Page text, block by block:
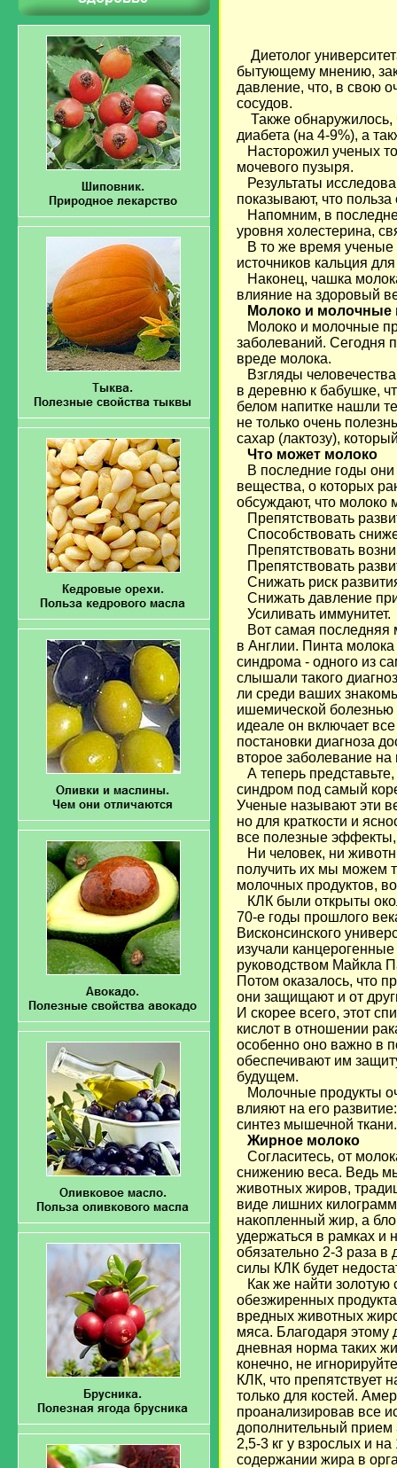
Диетолог
бытующему мнению,
давление, что, в свою
сосудов.
Также обнаружилось,
диабета (на 4-9%), а
Насторожил ученых
мочевого пузыря.
Результаты
показывают, что
Напомним, в
уровня холестерина,
В то же время ученые
источников кальция
Наконец, чашка
влияние на здоровый
Молоко и молочные
Молоко и молочные
заболеваний. Сегодня
вреде молока.
Взгляды
в деревню к бабушке,
белом напитке нашли
не только очень
сахар (лактозу),
Что может молоко
В последние годы
вещества, о которых
обсуждают, что молоко
Препятствовать
Способствовать
Препятствовать
Препятствовать
Снижать риск
Снижать давление
Усиливать иммунитет.
Вот самая последняя
в Англии. Пинта
синдрома - одного из
слышали такого
ли среди ваших
ишемической болезнью
идеале он включает
постановки диагноза
второе заболевание
А теперь
синдром под самый
Ученые называют эти
но для краткости и
все полезные
Ни человек, ни
получить их мы можем
молочных продуктов,
КЛК были открыты
70-е годы прошлого
Висконсинского
изучали
руководством Майкла
Потом оказалось, что
они защищают и от
И скорее всего, этот
кислот в отношении
особенно оно важно в
обеспечивают им
будущем.
Молочные продукты
влияют на его
синтез мышечной ткани.
Жирное молоко
Согласитесь, от
снижению веса. Ведь
животных жиров,
виде лишних
накопленный жир, а
удержаться в рамках и
обязательно 2-3 раза в
силы КЛК будет
Как же найти
обезжиренных
вредных животных
мяса. Благодаря этому
дневная норма таких
конечно, не
КЛК, что препятствует
только для костей.
проанализировав все
дополнительный прием
2,5-3 кг у взрослых и
содержании жира в